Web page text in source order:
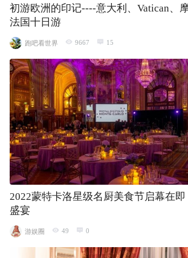
初游欧洲的印记----意大利、Vatican、
法国十日游
跑吧看世界 9667 15
2022蒙特卡洛星级名厨美食节启幕在
盛宴
游娱圈 49 0